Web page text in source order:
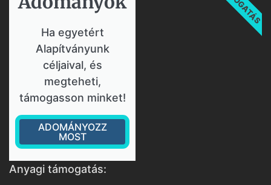
Ha egyetért
Alapítványunk
céljaival, és
megteheti,
támogasson minket!
ADOMÁNYOZZ
MOST
Anyagi támogatás: